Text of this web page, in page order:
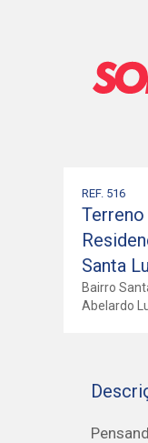
REF. 516
Santa
Bairro
Abelardo